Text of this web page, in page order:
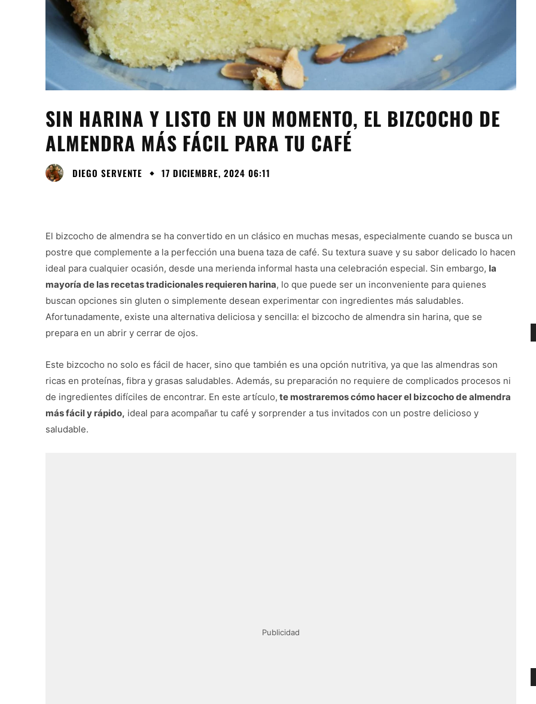
SIN HARINA Y LISTO EN UN MOMENTO, EL BIZCOCHO DE
ALMENDRA MÁS FÁCIL PARA TU CAFÉ
DIEGO SERVENTE 17 DICIEMBRE, 2024 06:11
El bizcocho de almendra se ha convertido en un clásico en muchas mesas, especialmente cuando se busca un
postre que complemente a la perfección una buena taza de café. Su textura suave y su sabor delicado lo hacen
ideal para cualquier ocasión, desde una merienda informal hasta una celebración especial. Sin embargo, la
mayoría de las recetas tradicionales requieren harina, lo que puede ser un inconveniente para quienes
buscan opciones sin gluten o simplemente desean experimentar con ingredientes más saludables.
Afortunadamente, existe una alternativa deliciosa y sencilla: el bizcocho de almendra sin harina, que se
prepara en un abrir y cerrar de ojos.
Este bizcocho no solo es fácil de hacer, sino que también es una opción nutritiva, ya que las almendras son
ricas en proteínas, fibra y grasas saludables. Además, su preparación no requiere de complicados procesos ni
de ingredientes difíciles de encontrar. En este artículo, te mostraremos cómo hacer el bizcocho de almendra
más fácil y rápido, ideal para acompañar tu café y sorprender a tus invitados con un postre delicioso y
saludable.
Publicidad